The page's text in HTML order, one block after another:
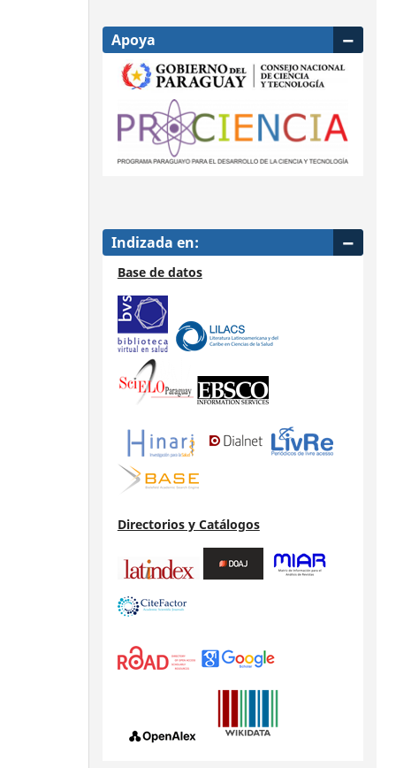
Apoya
Indizada en:
Base de datos
Directorios y Catálogos